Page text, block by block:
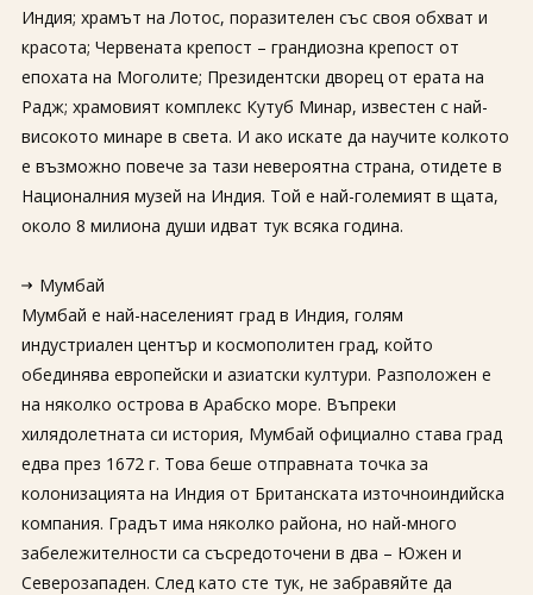
Индия; храмът на Лотос, поразителен със своя обхват и
красота; Червената крепост – грандиозна крепост от
епохата на Моголите; Президентски дворец от ерата на
Радж; храмовият комплекс Кутуб Минар, известен с най-
високото минаре в света. И ако искате да научите колкото
е възможно повече за тази невероятна страна, отидете в
Националния музей на Индия. Той е най-големият в щата,
около 8 милиона души идват тук всяка година.
Мумбай
Мумбай е най-населеният град в Индия, голям
индустриален център и космополитен град, който
обединява европейски и азиатски култури. Разположен е
на няколко острова в Арабско море. Въпреки
хилядолетната си история, Мумбай официално става град
едва през 1672 г. Това беше отправната точка за
колонизацията на Индия от Британската източноиндийска
компания. Градът има няколко района, но най-много
забележителности са съсредоточени в два – Южен и
Северозападен. След като сте тук, не забравяйте да